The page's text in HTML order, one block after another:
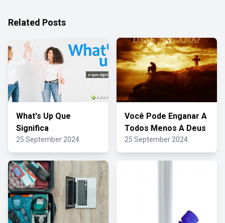
Related Posts
What's Up Que
Significa
25 September 2024
Você Pode Enganar A
Todos Menos A Deus
25 September 2024